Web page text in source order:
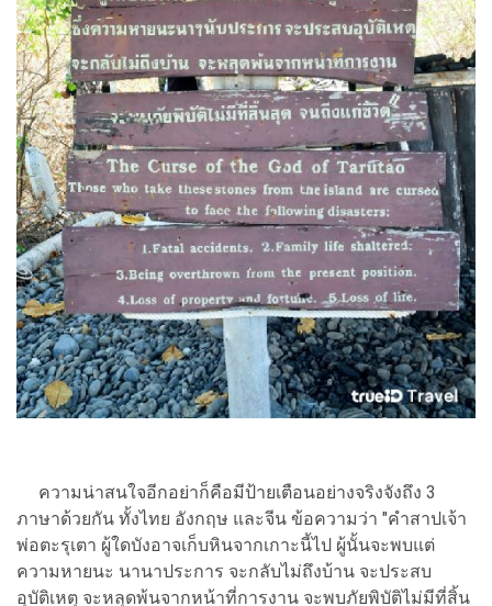
ความน่าสนใจอีกอย่าก็คือมีป้ายเตือนอย่างจริงจังถึง 3
ภาษาด้วยกัน ทั้งไทย อังกฤษ และจีน ข้อความว่า "คำสาปเจ้า
พ่อตะรุเตา ผู้ใดบังอาจเก็บหินจากเกาะนี้ไป ผู้นั้นจะพบแต่
ความหายนะ นานาประการ จะกลับไม่ถึงบ้าน จะประสบ
อุบัติเหตุ จะหลุดพ้นจากหน้าที่การงาน จะพบภัยพิบัติไม่มีที่สิ้น